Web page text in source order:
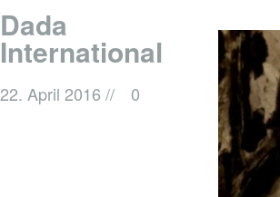
Dada
International
22. April 2016 // 0